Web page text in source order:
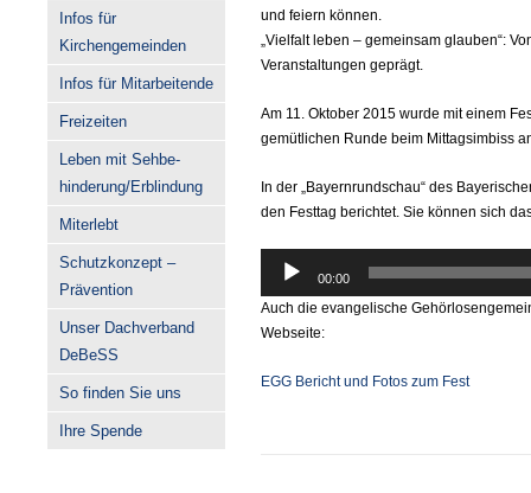
Infos für
Kirchengemeinden
Infos für Mitarbeitende
Freizeiten
Leben mit Sehbe-
hinderung/Erblindung
Miterlebt
Schutzkonzept –
Prävention
Unser Dachverband
DeBeSS
So finden Sie uns
Ihre Spende
und feiern können.
„Vielfalt leben – gemeinsam glauben“:
Veranstaltungen geprägt.
Am 11. Oktober 2015 wurde mit einem
gemütlichen Runde beim Mittagsimbiss
In der „Bayernrundschau“ des
den Festtag berichtet. Sie können sich
Audio-
Player
00:00
Auch die evangelische
Webseite:
EGG Bericht und Fotos zum Fest